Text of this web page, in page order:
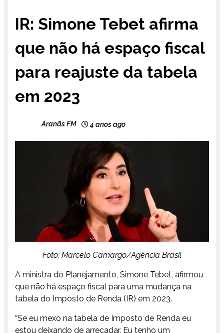
NOTÍCIAS
IR: Simone Tebet afirma
que não há espaço fiscal
para reajuste da tabela
em 2023
Aranãs FM 4 anos ago
Foto: Marcelo Camargo/Agência Brasil
A ministra do Planejamento, Simone Tebet, afirmou
que não há espaço fiscal para uma mudança na
tabela do Imposto de Renda (IR) em 2023.
“Se eu mexo na tabela de Imposto de Renda eu
estou deixando de arrecadar. Eu tenho um